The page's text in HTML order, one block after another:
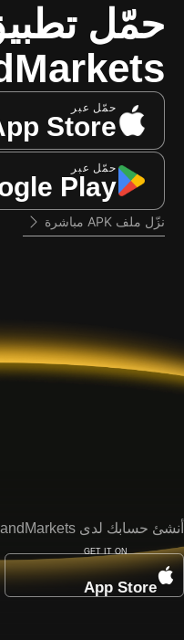
حمّل
حمّل عبر
Store
حمّل عبر
Play
نزّل ملف APK مباشرة
أنشئ حسابك لدى GrandMarkets وابدأ التداول خلال دقائق.
GET IT ON
App Store